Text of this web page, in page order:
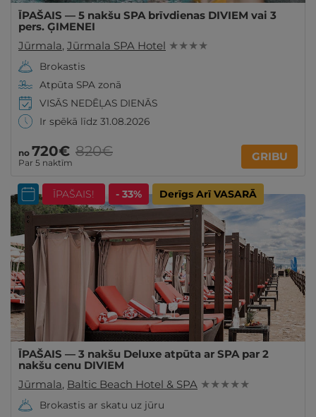
ĪPAŠAIS — 5 nakšu SPA brīvdienas DIVIEM vai 3
pers. ĢIMENEI
Jūrmala, Jūrmala SPA Hotel ★ ★ ★ ★
Brokastis
Atpūta SPA zonā
VISĀS NEDĒĻAS DIENĀS
Ir spēkā līdz 31.08.2026
no 720€
Par 5 naktīm
820€ GRIBU
ĪPAŠAIS! - 33% Derīgs Arī VASARĀ
ĪPAŠAIS — 3 nakšu Deluxe atpūta ar SPA par 2
nakšu cenu DIVIEM
Jūrmala, Baltic Beach Hotel & SPA ★ ★ ★ ★ ★
Brokastis ar skatu uz jūru